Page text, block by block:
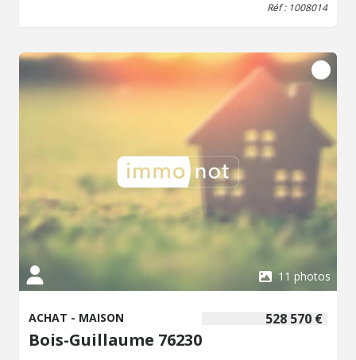
Réf : 1008014
11 photos
528 570 €
ACHAT - MAISON
Bois-Guillaume 76230